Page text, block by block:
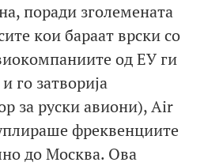
поради зголемената
кои бараат врски со
од ЕУ ги
го затворија
за руски авиони), Air
фреквенциите
до Москва. Ова